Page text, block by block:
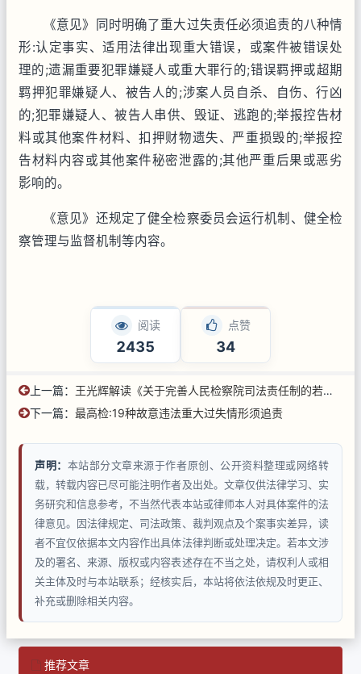
《意见》同时明确了重大过失责任必须追责的八种情
形:认定事实、适用法律出现重大错误，或案件被错误处
理的;遗漏重要犯罪嫌疑人或重大罪行的;错误羁押或超期
羁押犯罪嫌疑人、被告人的;涉案人员自杀、自伤、行凶
的;犯罪嫌疑人、被告人串供、毁证、逃跑的;举报控告材
料或其他案件材料、扣押财物遗失、严重损毁的;举报控
告材料内容或其他案件秘密泄露的;其他严重后果或恶劣
影响的。
《意见》还规定了健全检察委员会运行机制、健全检
察管理与监督机制等内容。
阅读
2435
点赞
34
上一篇： 王光辉解读《关于完善人民检察院司法责任制的若干意见》
下一篇： 最高检:19种故意违法重大过失情形须追责
声明： 本站部分文章来源于作者原创、公开资料整理或网络转
载，转载内容已尽可能注明作者及出处。文章仅供法律学习、实
务研究和信息参考，不当然代表本站或律师本人对具体案件的法
律意见。因法律规定、司法政策、裁判观点及个案事实差异，读
者不宜仅依据本文内容作出具体法律判断或处理决定。若本文涉
及的署名、来源、版权或内容表述存在不当之处，请权利人或相
关主体及时与本站联系；经核实后，本站将依法依规及时更正、
补充或删除相关内容。
推荐文章